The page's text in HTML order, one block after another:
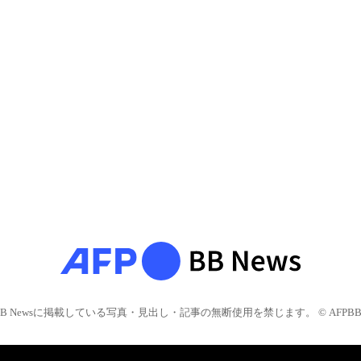
Newsに掲載している写真・見出し・記事の無断使用を禁じます。 © AFPBB